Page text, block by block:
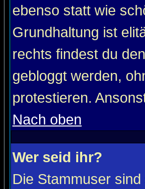
ebenso statt wie
Grundhaltung ist
rechts findest du den
gebloggt werden,
protestieren.
Nach oben
Wer seid ihr?
Die Stammuser